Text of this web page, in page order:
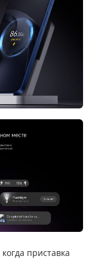
приставка